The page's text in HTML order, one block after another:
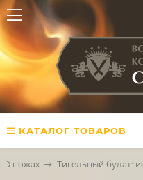
КАТАЛОГ ТОВАРОВ
О ножах Тигельный булат: